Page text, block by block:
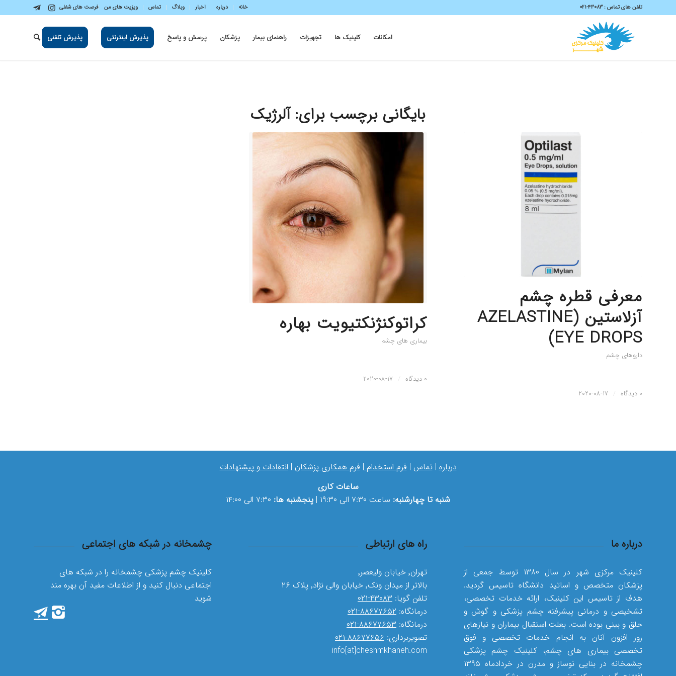
خانه درباره اخبار وبلاگ تماس ویزیت های من فرصت های شغلی تلفن های تماس : 43083-۰۲۱
امکانات کلینیک ها تجهیزات راهنمای بیمار پزشکان پرسش و پاسخ پذیرش اینترنتی پذیرش تلفنی
بایگانی برچسب برای:آلرژیک
معرفی قطره چشم
آزلاستین (AZELASTINE
EYE DROPS)
داروهای چشم
0 دیدگاه 2020-08-17
کراتوکنژنکتیویت بهاره
بیماری های چشم
0 دیدگاه 2020-08-17
درباره|تماس |فرم استخدام|فرم همکاری پزشکان |انتقادات و پیشنهادات
ساعات کاری
شنبه تا چهارشنبه: ساعت ۷:۳۰ الی ۱۹:۳۰ | پنجشنبه ها:
درباره ما
کلینیک مرکزی شهر در سال ۱۳۸۰ توسط جمعی از
پزشکان متخصص و اساتید دانشگاه تاسیس گردید.
هدف از تاسیس این کلینیک، ارائه خدمات تخصصی،
تشخیصی و درمانی پیشرفته چشم پزشکی و گوش و
حلق و بینی بوده است. بعلت استقبال بیماران و نیازهای
روز افزون آنان به انجام خدمات تخصصی و فوق
تخصصی بیماری های چشم، کلینیک چشم پزشکی
چشمخانه در بنایی نوساز و مدرن در خردادماه ۱۳۹۵
راه های ارتباطی
تهران٬ خیابان ولیعصر٬
بالاتر از میدان ونک٬ خیابان والی نژاد٬ پلاک ۲۶
تلفن گویا: ۴۳۰۸۳-۰۲۱
درمانگاه: ۸۸۶۷۷۶۵۲-۰۲۱
درمانگاه: ۸۸۶۷۷۶۵۳-۰۲۱
تصویربرداری: ۸۸۶۷۷۶۵۶-۰۲۱
info[at]cheshmkhaneh.com
چشمخانه در شبکه های اجتماعی
کلینیک چشم پزشکی چشمخانه را در شبکه های
اجتماعی دنبال کنید و از اطلاعات مفید آن بهره مند
شوید